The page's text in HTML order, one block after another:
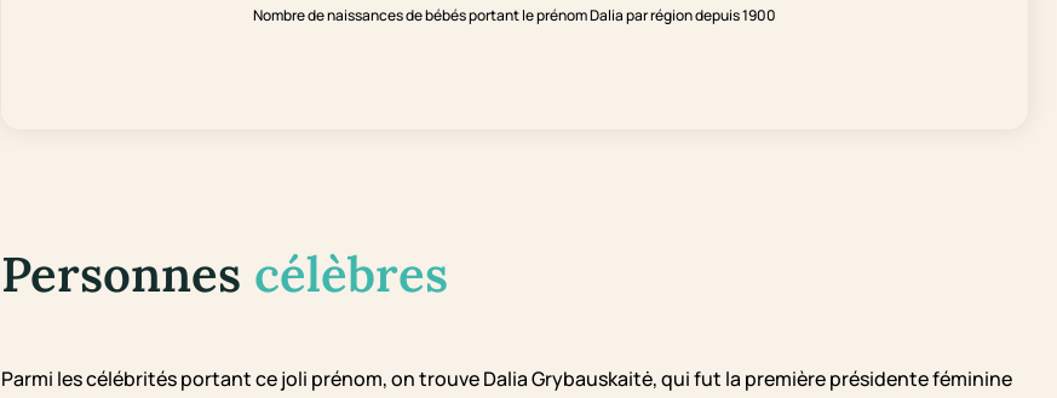
Nombre de naissances de bébés portant le prénom Dalia par région depuis 1900
Personnes célèbres
Parmi les célébrités portant ce joli prénom, on trouve Dalia Grybauskaitė, qui fut la première présidente féminine